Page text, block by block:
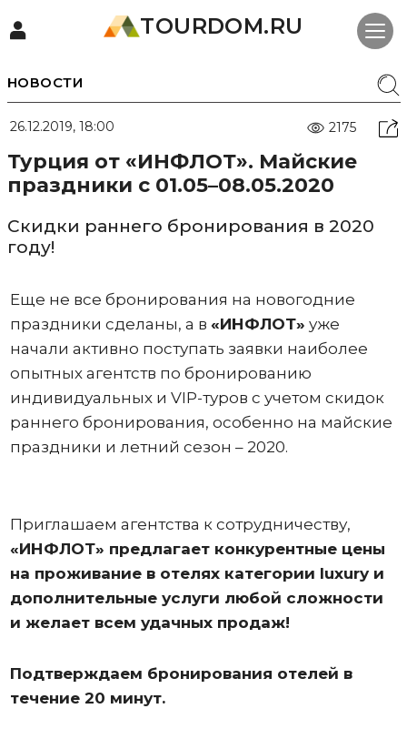
TOURDOM.RU
НОВОСТИ
26.12.2019, 18:00 2175
Турция от «ИНФЛОТ». Майские
праздники с 01.05–08.05.2020
Скидки раннего бронирования в 2020
году!
Еще не все бронирования на новогодние
праздники сделаны, а в «ИНФЛОТ» уже
начали активно поступать заявки наиболее
опытных агентств по бронированию
индивидуальных и VIP-туров с учетом скидок
раннего бронирования, особенно на майские
праздники и летний сезон – 2020.
Приглашаем агентства к сотрудничеству,
«ИНФЛОТ» предлагает конкурентные цены
на проживание в отелях категории luxuryи
дополнительные услуги любой сложности
и желает всем удачных продаж!
Подтверждаем бронирования отелей в
течение 20 минут.